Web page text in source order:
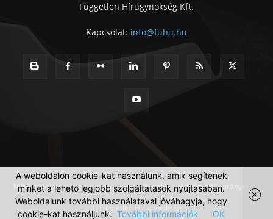
Független Hírügynökség Kft.
Kapcsolat: info@fuhu.hu
Médiaajánlat Impresszum Szerzői jogok Adatkezelési irányelvek
© Független Hírügynökség
A weboldalon cookie-kat használunk, amik segítenek
minket a lehető legjobb szolgáltatások nyújtásában.
Weboldalunk további használatával jóváhagyja, hogy
cookie-kat használjunk. További információk OK